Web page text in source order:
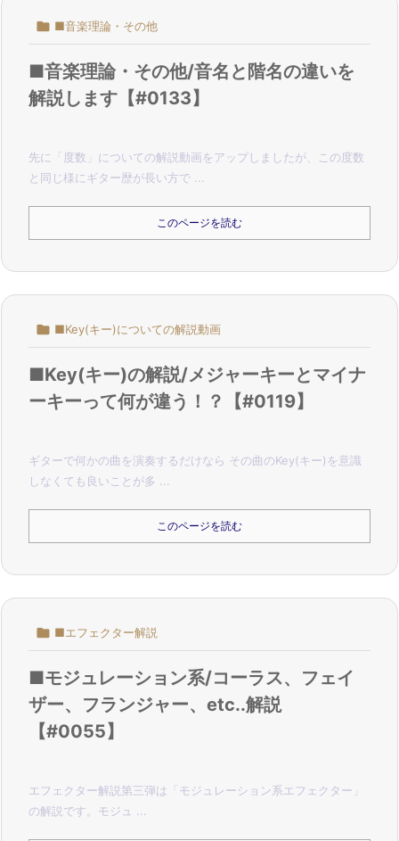
 ■音楽理論・その他
■音楽理論・その他/音名と階名の違いを
解説します【#0133】
先に「度数」についての解説動画をアップしましたが、この度数
と同じ様にギター歴が長い方で ...
このページを読む
 ■Key(キー)についての解説動画
■Key(キー)の解説/メジャーキーとマイナ
ーキーって何が違う！？【#0119】
ギターで何かの曲を演奏するだけなら その曲のKey(キー)を意識
しなくても良いことが多 ...
このページを読む
 ■エフェクター解説
■モジュレーション系/コーラス、フェイ
ザー、フランジャー、etc..解説
【#0055】
エフェクター解説第三弾は「モジュレーション系エフェクター」
の解説です。 モジュ ...